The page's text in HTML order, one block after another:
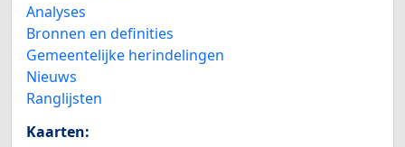
Analyses
Bronnen en definities
Gemeentelijke herindelingen
Nieuws
Ranglijsten
Kaarten: